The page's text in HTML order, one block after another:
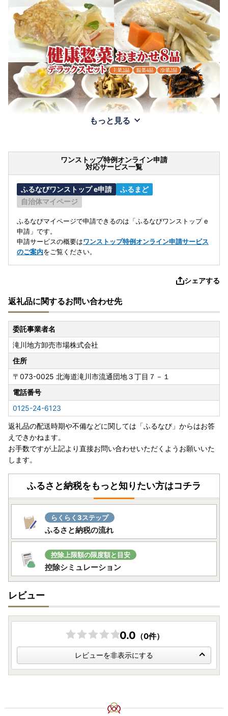
もっと見る
ワンストップ特例オンライン申請
対応サービス一覧
ふるなびワンストップ e申請
ふるまど
自治体マイページ
ふるなびマイページで申請できるのは「ふるなびワンストップ e
申請」です。
申請サービスの概要はワンストップ特例オンライン申請サービス
のご案内をご覧ください。
シェアする
返礼品に関するお問い合わせ先
委託事業者名
滝川地方卸売市場株式会社
住所
〒073-0025 北海道滝川市流通団地３丁目７－１
電話番号
0125-24-6123
返礼品の配送時期や不備などに関しては「ふるなび」からはお答
えできかねます。
お手数ですが上記より直接お問い合わせいただくようお願いいた
します。
ふるさと納税をもっと知りたい方はコチラ
らくらく3ステップ
ふるさと納税の流れ
控除上限額の限度額と目安
控除シミュレーション
レビュー
0.0 （0件）
レビューを非表示にする